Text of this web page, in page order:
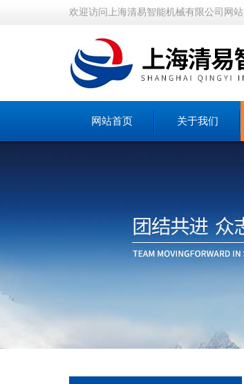
欢迎访问上海清易智能机械有限公司网站
网站首页 关于我们